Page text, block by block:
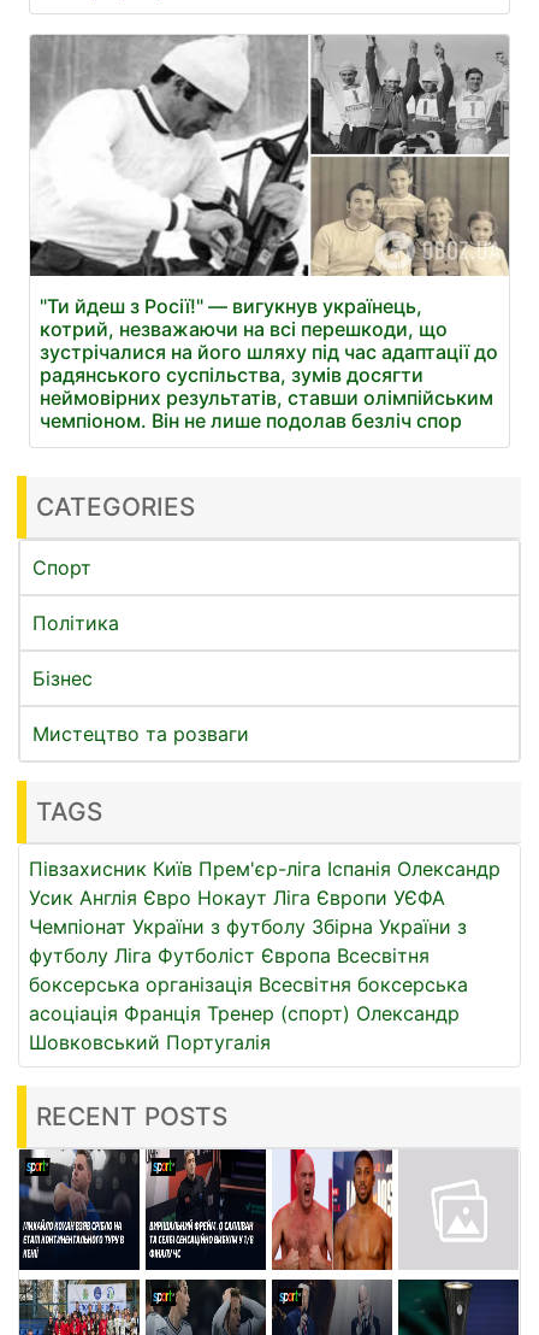
"Ти йдеш з Росії!" — вигукнув українець,
котрий, незважаючи на всі перешкоди, що
зустрічалися на його шляху під час адаптації до
радянського суспільства, зумів досягти
неймовірних результатів, ставши олімпійським
чемпіоном. Він не лише подолав безліч спор
CATEGORIES
Спорт
Політика
Бізнес
Мистецтво та розваги
TAGS
Півзахисник Київ Прем'єр-ліга Іспанія Олександр
Усик Англія Євро Нокаут Ліга Європи УЄФА
Чемпіонат України з футболу Збірна України з
футболу Ліга Футболіст Європа Всесвітня
боксерська організація Всесвітня боксерська
асоціація Франція Тренер (спорт) Олександр
Шовковський Португалія
RECENT POSTS